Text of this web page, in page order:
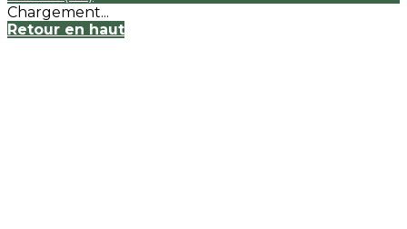
Chargement...
Retour en haut